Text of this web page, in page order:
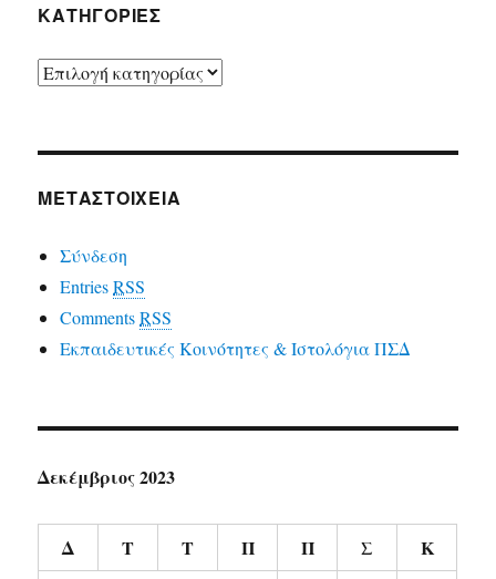
ΚΑΤΗΓΟΡΙΕΣ
ΚΑΤΗΓΟΡΙΕΣ
ΜΕΤΑΣΤΟΙΧΕΙΑ
Σύνδεση
EntriesRSS
CommentsRSS
Εκπαιδευτικές Κοινότητες & Ιστολόγια ΠΣΔ
Δεκέμβριος 2023
Δ Τ Τ Π Π Σ Κ